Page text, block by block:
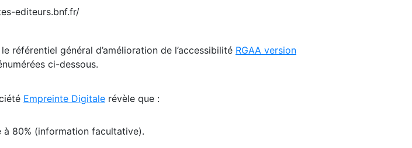
editeurs.bnf.fr/
référentiel général d’amélioration de l’accessibilité RGAA version
ci-dessous.
Empreinte Digitale révèle que :
à 80% (information facultative).